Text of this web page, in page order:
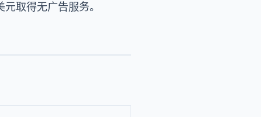
取得无广告服务。